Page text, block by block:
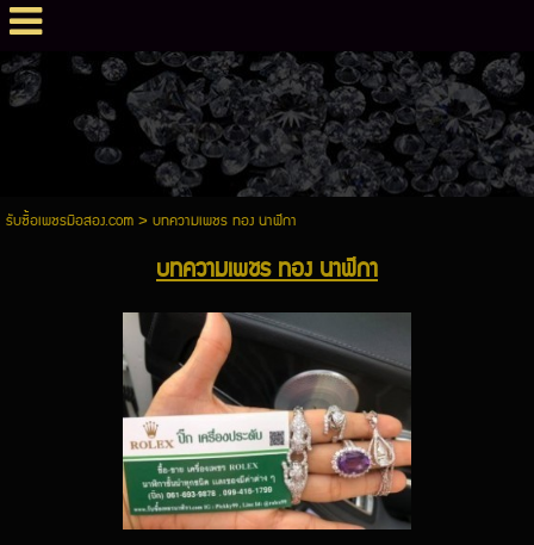
รับซื้อเพชรมือสอง.com> บทความเพชร ทอง นาฬิกา
บทความเพชร ทอง นาฬิกา